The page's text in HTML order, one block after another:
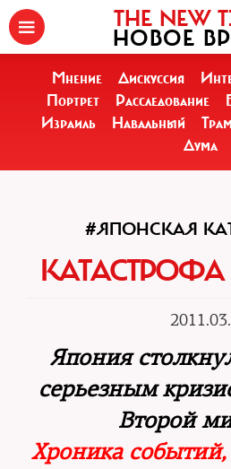
THE NEW
НОВОЕ
Мнение Дискуссия
Портрет
Расследование
Израиль
Навальный
Дума
#ЯПОНСКАЯ
Япония
серьезным
Второй
Хроника событий,